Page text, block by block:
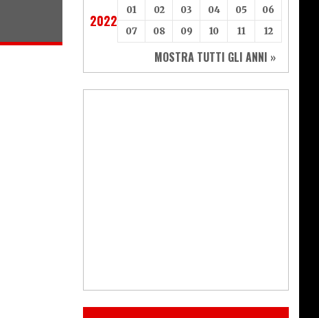
2022
01 02 03 04 05
06
07
08 09 10 11 12
MOSTRA TUTTI GLI ANNI »